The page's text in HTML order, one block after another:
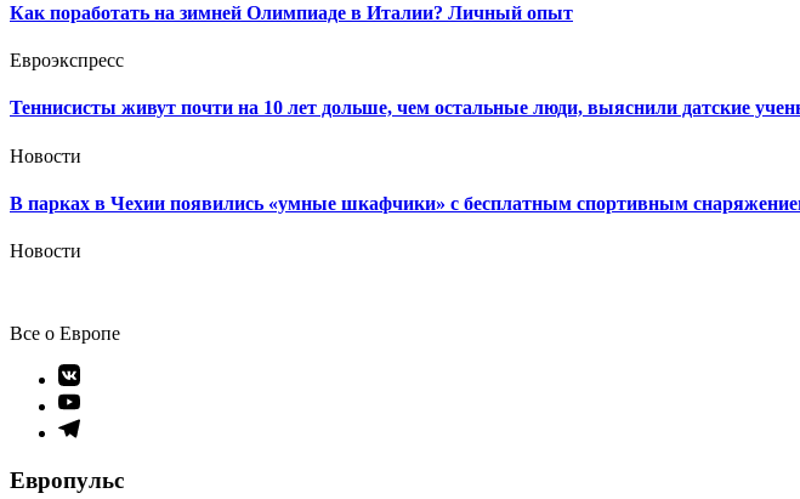
Как поработать на зимней Олимпиаде в Италии? Личный опыт
Евроэкспресс
Теннисисты живут почти на 10 лет дольше, чем остальные люди, выяснили датские
Новости
В парках в Чехии появились «умные шкафчики» с бесплатным спортивным
Новости
Все о Европе
Элемент
меню
Элемент
меню
Элемент
Европульс